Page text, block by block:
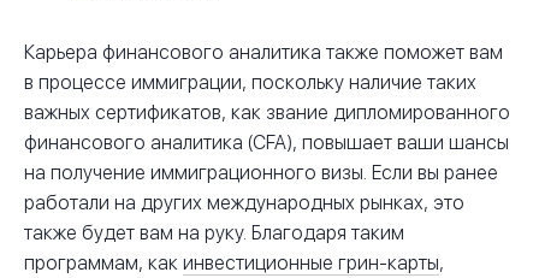
Карьера финансового аналитика также поможет вам
в процессе иммиграции, поскольку наличие таких
важных сертификатов, как звание дипломированного
финансового аналитика (CFA), повышает ваши шансы
на получение иммиграционного визы. Если вы ранее
работали на других международных рынках, это
также будет вам на руку. Благодаря таким
программам, как инвестиционные грин-карты,